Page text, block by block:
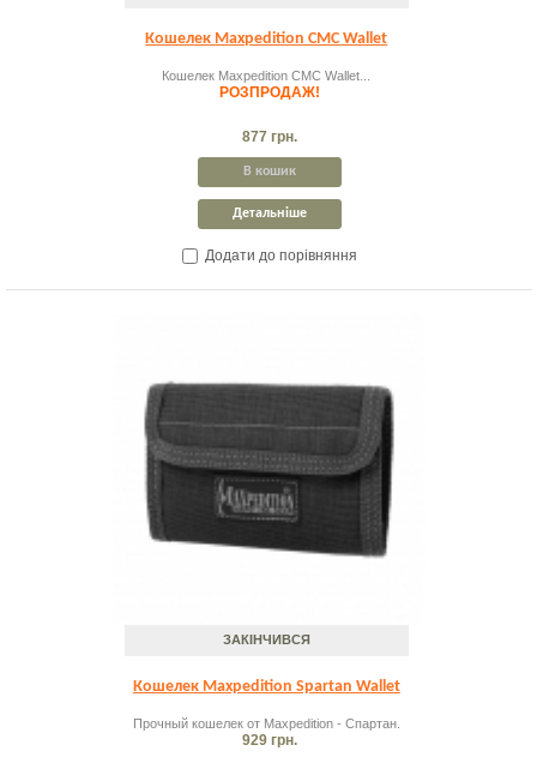
Кошелек Maxpedition CMC Wallet
Кошелек Maxpedition CMC Wallet...
РОЗПРОДАЖ!
877 грн.
В кошик
Детальніше
Додати до порівняння
ЗАКІНЧИВСЯ
Кошелек Maxpedition Spartan Wallet
Прочный кошелек от Maxpedition - Спартан.
929 грн.